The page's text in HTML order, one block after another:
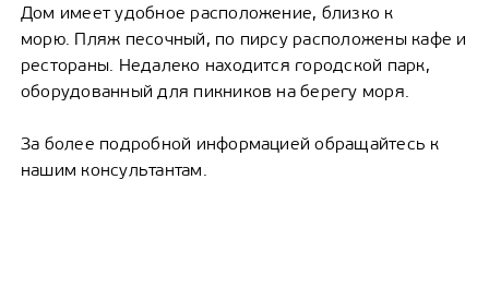
Дом имеет удобное расположение, близко к
морю. Пляж песочный, по пирсу расположены кафе и
рестораны. Недалеко находится городской парк,
оборудованный для пикников на берегу моря.
За более подробной информацией обращайтесь к
нашим консультантам.